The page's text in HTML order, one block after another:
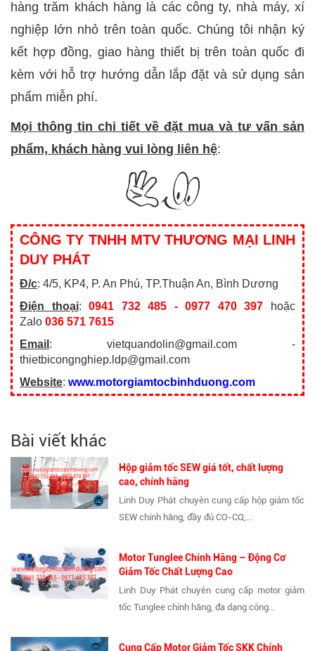
hàng trăm khách hàng là các công ty, nhà máy, xí
nghiệp lớn nhỏ trên toàn quốc. Chúng tôi nhận ký
kết hợp đồng, giao hàng thiết bị trên toàn quốc đi
kèm với hỗ trợ hướng dẫn lắp đặt và sử dụng sản
phẩm miễn phí.
Mọi thông tin chi tiết về đặt mua và tư vấn sản
phẩm, khách hàng vui lòng liên hệ:
CÔNG TY TNHH MTV THƯƠNG MẠI LINH
DUY PHÁT
Đ/c: 4/5, KP4, P. An Phú, TP.Thuận An, Bình Dương
Điện thoại:0941 732 485 - 0977 470 397 hoặc
Zalo 036 571 7615
Email : vietquandolin@gmail.com -
thietbicongnghiep.ldp@gmail.com
Website: www.motorgiamtocbinhduong.com
Bài viết khác
Hộp giảm tốc SEW giá tốt, chất lượng
cao, chính hãng
Linh Duy Phát chuyên cung cấp hộp giảm tốc
SEW chính hãng, đầy đủ CO-CQ,...
Motor Tunglee Chính Hãng – Động Cơ
Giảm Tốc Chất Lượng Cao
Linh Duy Phát chuyên cung cấp motor giảm
tốc Tunglee chính hãng, đa dạng công...
Cung Cấp Motor Giảm Tốc SKK Chính